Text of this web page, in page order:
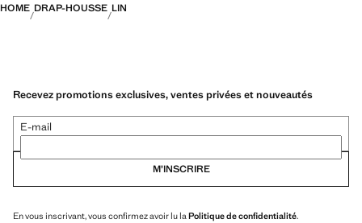
HOME DRAP-HOUSSE LIN
Recevez promotions exclusives, ventes privées et nouveautés
E-mail
M’INSCRIRE
En vous inscrivant, vous confirmez avoir lu laPolitique de confidentialité.